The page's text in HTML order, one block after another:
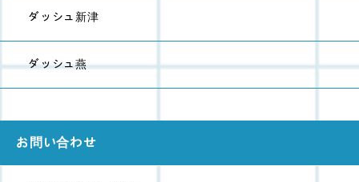
ダッシュ新津
ダッシュ燕
お問い合わせ